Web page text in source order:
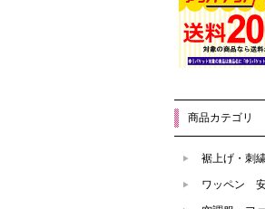
商品カテゴリ
裾上げ・刺
ワッペン